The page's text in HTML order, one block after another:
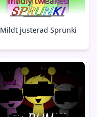
Mildt justerad Sprunki